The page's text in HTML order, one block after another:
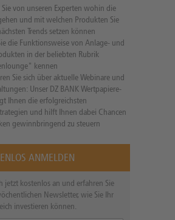
Sie von unseren Experten wohin die
und mit welchen Produkten Sie
Trends setzen können
die Funktionsweise von Anlage- und
in der beliebten Rubrik
kennen
Sie sich über aktuelle Webinare und
Unser DZ BANK Wertpapiere-
Ihnen die erfolgreichsten
und hilft Ihnen dabei Chancen
gewinnbringend zu steuern
ANMELDEN
jetzt kostenlos an und erfahren Sie
Newsletter, wie Sie Ihr
investieren können.